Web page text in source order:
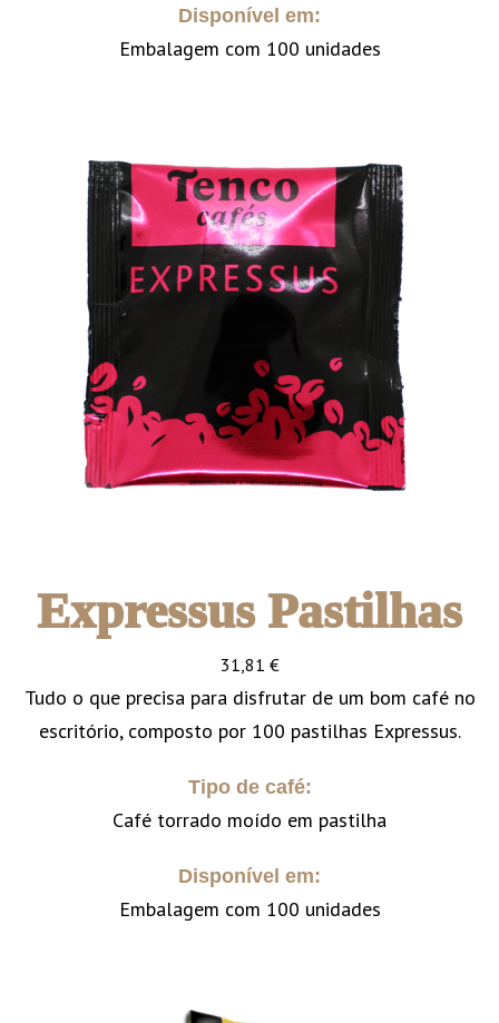
Disponível em:
Embalagem com 100 unidades
Expressus Pastilhas
31,81 €
Tudo o que precisa para disfrutar de um bom café no
escritório, composto por 100 pastilhas Expressus.
Tipo de café:
Café torrado moído em pastilha
Disponível em:
Embalagem com 100 unidades